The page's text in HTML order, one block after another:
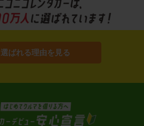
選ばれる理由を見る